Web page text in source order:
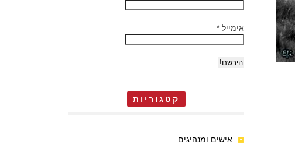
אימייל *
קטגוריות
אישים ומנהיגים